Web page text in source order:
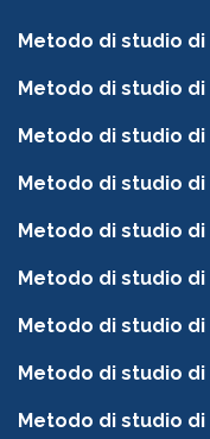
Metodo di studio
Metodo di studio
Metodo di studio
Metodo di studio di
Metodo di studio di
Metodo di studio di
Metodo di studio di
Metodo di studio
Metodo di studio di